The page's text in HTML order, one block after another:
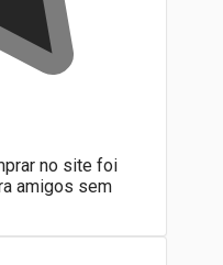
no site foi
amigos sem